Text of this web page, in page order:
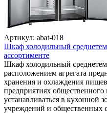
Артикул: abat-018
Шкаф холодильный
ассортименте
Шкаф холодильный
расположением агрегата
хранения и охлаждения
предприятиях
устанавливаться в
учреждений и общественных